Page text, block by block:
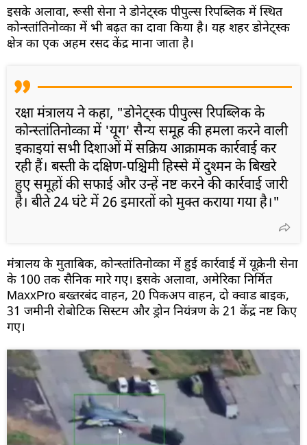
इसके अलावा, रूसी सेना ने डोनेट्स्क पीपुल्स रिपब्लिक में स्थित
कोन्स्तांतिनोव्का में भी बढ़त का दावा किया है। यह शहर डोनेट्स्क
क्षेत्र का एक अहम रसद केंद्र माना जाता है।
रक्षा मंत्रालय ने कहा, "डोनेट्स्क पीपुल्स रिपब्लिक के
कोन्स्तांतिनोव्का में 'यूग' सैन्य समूह की हमला करने वाली
इकाइयां सभी दिशाओं में सक्रिय आक्रामक कार्रवाई कर
रही हैं। बस्ती के दक्षिण-पश्चिमी हिस्से में दुश्मन के बिखरे
हुए समूहों की सफाई और उन्हें नष्ट करने की कार्रवाई जारी
है। बीते 24 घंटे में 26 इमारतों को मुक्त कराया गया है।"
मंत्रालय के मुताबिक, कोन्स्तांतिनोव्का में हुई कार्रवाई में यूक्रेनी सेना
के 100 तक सैनिक मारे गए। इसके अलावा, अमेरिका निर्मित
MaxxPro बख्तरबंद वाहन, 20 पिकअप वाहन, दो क्वाड बाइक,
31 जमीनी रोबोटिक सिस्टम और ड्रोन नियंत्रण के 21 केंद्र नष्ट किए
गए।